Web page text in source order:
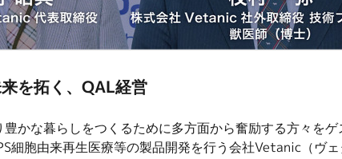
を拓く、QAL経営
豊かな暮らしをつくるために多方面から奮励する方々を
細胞由来再生医療等の製品開発を行う会社Vetanic（ヴ